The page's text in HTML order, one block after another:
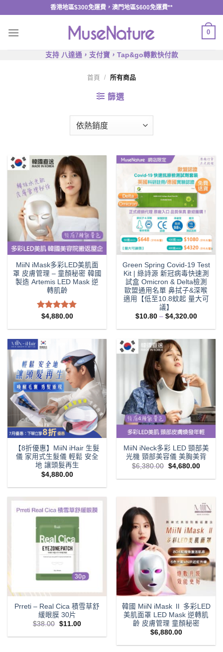
content
香港地區$300免運費，澳門地區$600免運費**
0
支持 八達通，支付寶，Tap&go轉數快付款
首頁 / 所有商品
篩選
MiiN iMask多彩LED美肌面
罩 皮膚管理 – 童顏秘密 韓國
製造 Artemis LED Mask 逆
轉肌齡
評分5.00
$4,880.00
Green Spring Covid-19 Test
Kit | 綠詩源 新冠病毒快速測
試盒 Omicron & Delta檢測
歐盟通用名單 鼻拭子&深喉
適用【低至10.8蚊起 量大可
議】
$10.80 – $4,320.00Price
$10.80
【8折優惠】MiiN iHair 生髮
儀 家用式生髮儀 輕鬆 安全
地 讓頭髮再生
$4,880.00
MiiN iNeck多彩 LED 頸部美
光機 頸部美容儀 美胸美背
$6,380.00 Original
price
was:
$4,680.00Current
is:
Prreti – Real Cica 積雪草舒
緩眼膜 30片
$38.00 Original
was:
$11.00Current
is:
韓國 MiiN iMask Ⅱ 多彩LED
美肌面罩 LED Mask 逆轉肌
齡 皮膚管理 童顏秘密
$6,880.00